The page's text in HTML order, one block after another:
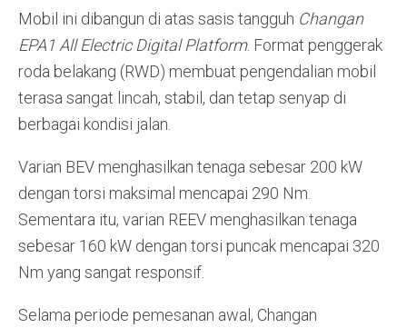
Mobil ini dibangun di atas sasis tangguh Changan
EPA1 All Electric Digital Platform. Format penggerak
roda belakang (RWD) membuat pengendalian mobil
terasa sangat lincah, stabil, dan tetap senyap di
berbagai kondisi jalan.
Varian BEV menghasilkan tenaga sebesar 200 kW
dengan torsi maksimal mencapai 290 Nm.
Sementara itu, varian REEV menghasilkan tenaga
sebesar 160 kW dengan torsi puncak mencapai 320
Nm yang sangat responsif.
Selama periode pemesanan awal, Changan